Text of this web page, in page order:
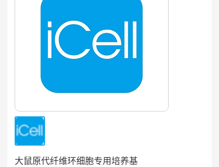
大鼠原代纤维环细胞专用培养基